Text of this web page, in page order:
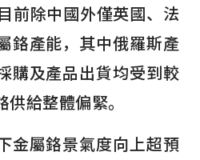
前除中國外僅英國、法
鉻產能，其中俄羅斯產
購及產品出貨均受到較
給整體偏緊。
金屬鉻景氣度向上超預